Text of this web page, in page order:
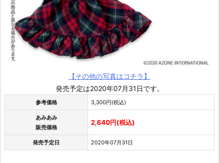
【その他の写真はコチラ】
発売予定は2020年07月31日です。
参考価格 3,300円(税込)
あみあみ
販売価格
2,640円(税込)
発売予定日 2020年07月31日